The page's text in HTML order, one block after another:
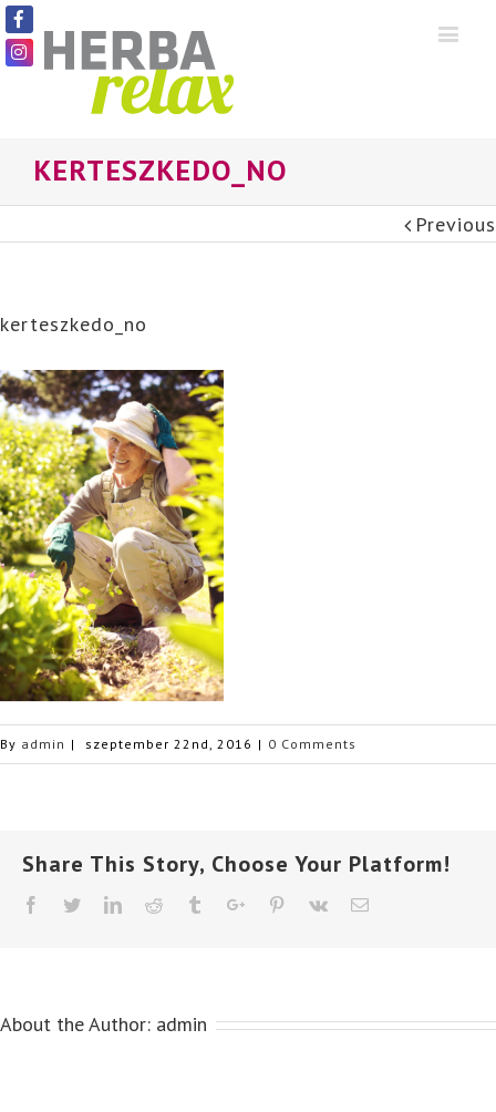
KERTESZKEDO_NO
Previous
kerteszkedo_no
By admin | szeptember 22nd, 2016 | 0 Comments
Share This Story, Choose Your Platform!
Facebook
TwitterLinkedin
Reddit TumblrGoogle+Pinterest
Vk
About the Author: admin